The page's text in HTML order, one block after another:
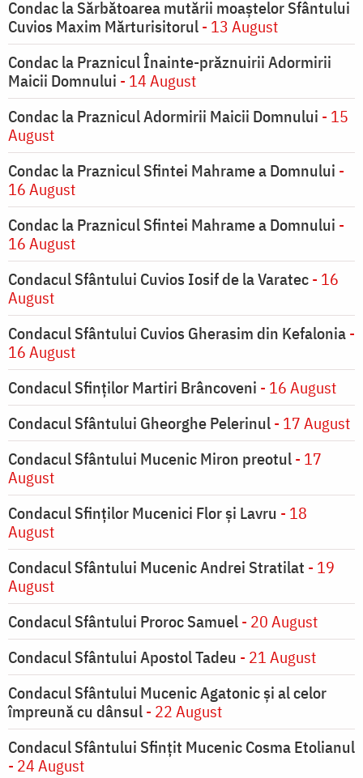
Condac la Sărbătoarea mutării moaştelor Sfântului
Cuvios Maxim Mărturisitorul- 13 August
Condac la Praznicul Înainte-prăznuirii Adormirii
Maicii Domnului - 14 August
Condac la Praznicul Adormirii Maicii Domnului - 15
August
Condac la Praznicul Sfintei Mahrame a Domnului -
16 August
Condac la Praznicul Sfintei Mahrame a Domnului -
16 August
Condacul Sfântului Cuvios Iosif de la Varatec- 16
August
Condacul Sfântului Cuvios Gherasim din Kefalonia-
16 August
Condacul Sfinților Martiri Brâncoveni - 16 August
Condacul Sfântului Gheorghe Pelerinul- 17 August
Condacul Sfântului Mucenic Miron preotul- 17
August
Condacul Sfinţilor Mucenici Flor şi Lavru - 18
August
Condacul Sfântului Mucenic Andrei Stratilat - 19
August
Condacul Sfântului Proroc Samuel- 20 August
Condacul Sfântului Apostol Tadeu - 21 August
Condacul Sfântului Mucenic Agatonic şi al celor
împreună cu dânsul- 22 August
Condacul Sfântului Sfinţit Mucenic Cosma Etolianul
- 24 August